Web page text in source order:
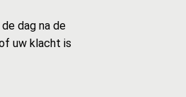
dag na de
uw klacht is